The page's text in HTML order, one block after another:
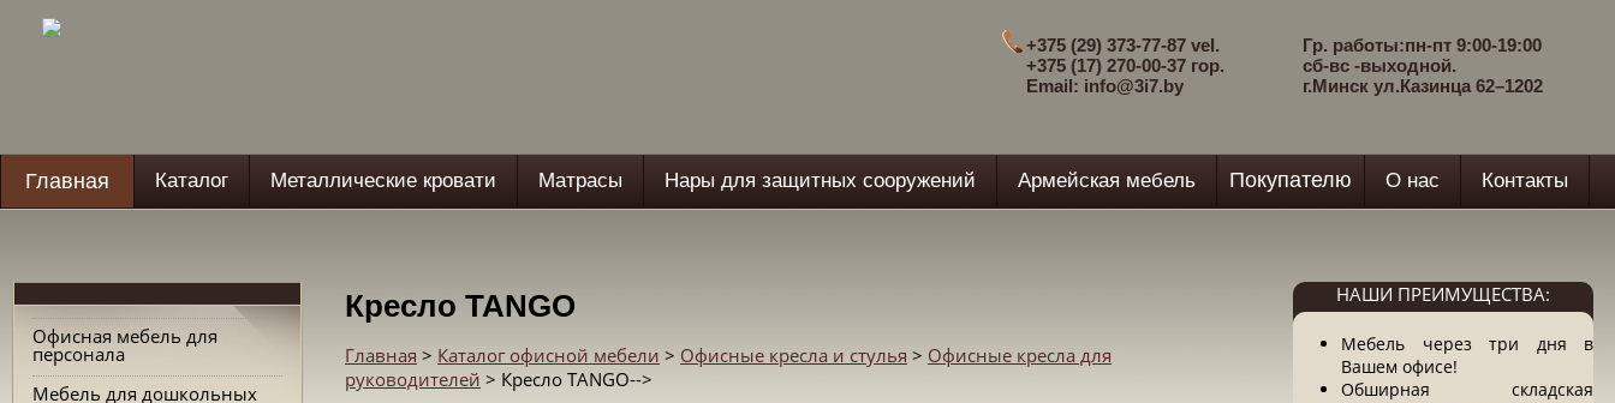
Гр. работы:пн-пт 9:00-19:00
сб-вс -выходной.
г.Минск ул.Казинца 62–1202
+375 (29) 373-77-87 vel.
+375 (17) 270-00-37 гор.
Email: info@3i7.by
Главная Каталог Металлические кровати Матрасы Нары для защитных сооружений Армейская мебель Покупателю О нас Контакты
Офисная мебель для
персонала
Мебель для дошкольных
Кресло TANGO
Главная > Каталог офисной мебели > Офисные кресла и стулья > Офисные кресла для
руководителей > Кресло TANGO-->
НАШИ ПРЕИМУЩЕСТВА:
Мебель через три дня в
Вашем офисе!
Обширная складская